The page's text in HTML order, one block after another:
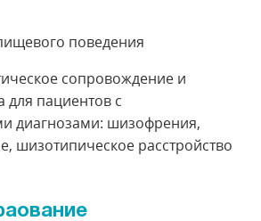
поведения
сопровождение и
для пациентов с
диагнозами: шизофрения,
шизотипическое расстройство